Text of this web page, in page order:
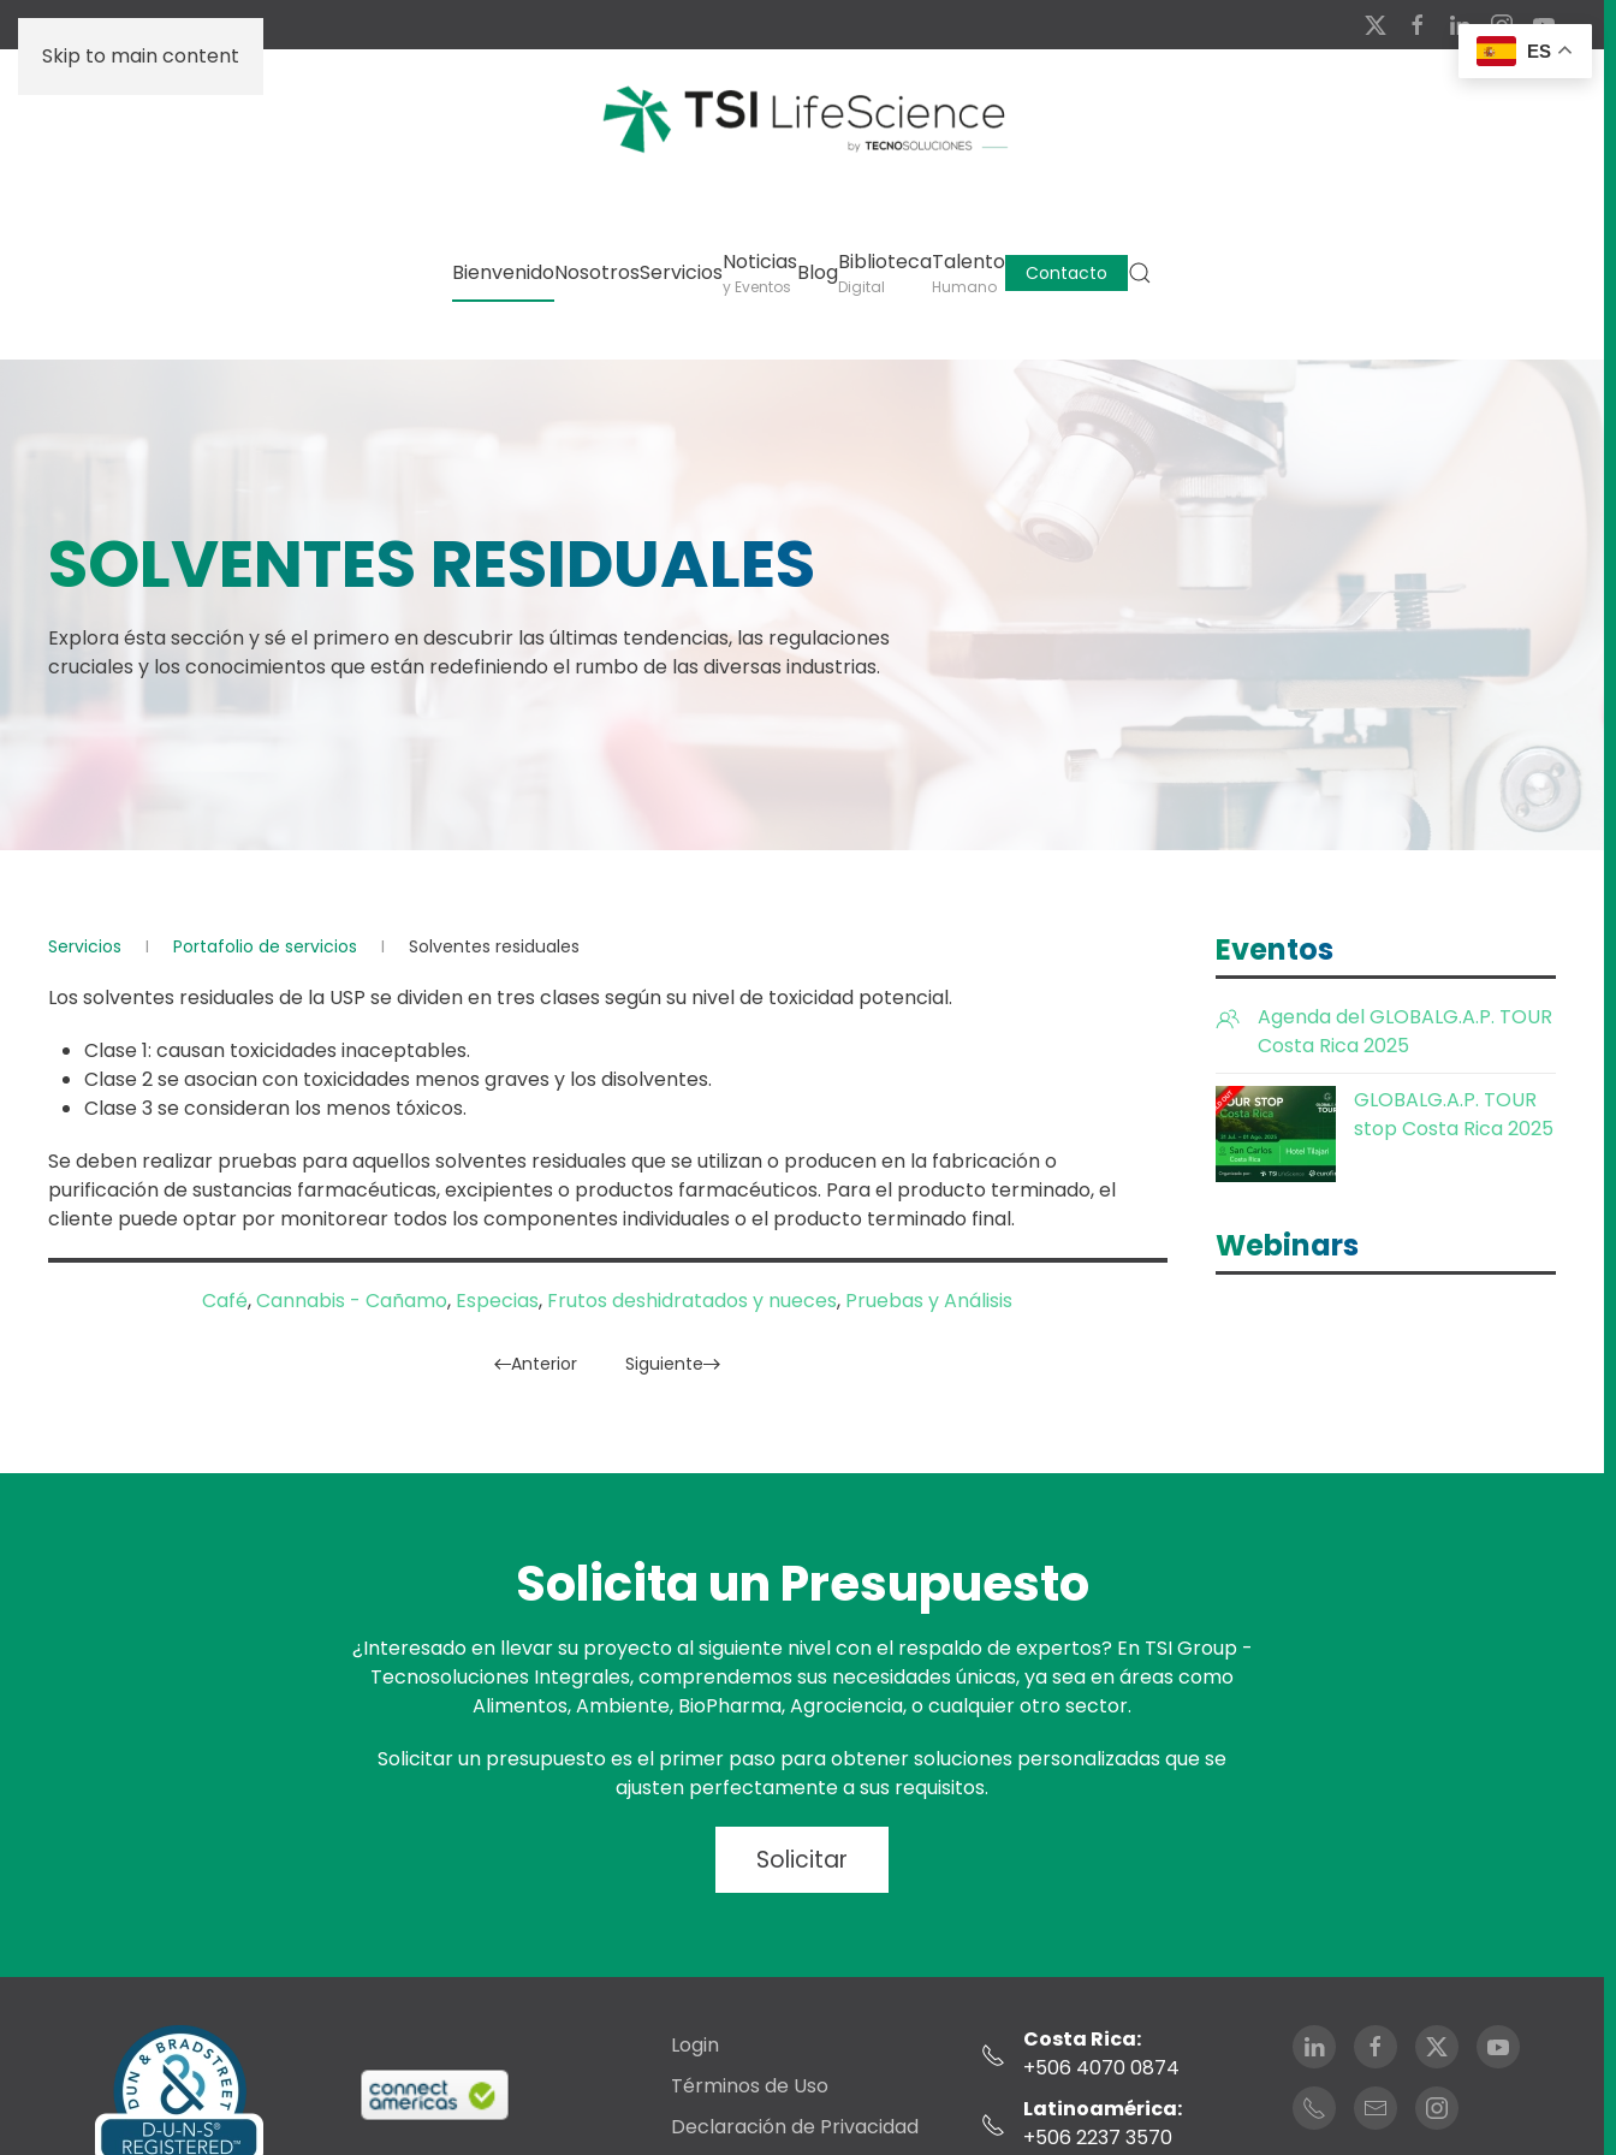
Skip to main content
BienvenidoNosotrosServiciosNoticias
y Eventos
BlogBiblioteca
Digital
Talento
Humano
Contacto
ES
SOLVENTES RESIDUALES
Explora ésta sección y sé el primero en descubrir las últimas tendencias, las regulaciones
cruciales y los conocimientos que están redefiniendo el rumbo de las diversas industrias.
Servicios Portafolio de servicios Solventes residuales
Los solventes residuales de la USP se dividen en tres clases según su nivel de toxicidad potencial.
Clase 1: causan toxicidades inaceptables.
Clase 2 se asocian con toxicidades menos graves y los disolventes.
Clase 3 se consideran los menos tóxicos.
Se deben realizar pruebas para aquellos solventes residuales que se utilizan o producen en la fabricación o
purificación de sustancias farmacéuticas, excipientes o productos farmacéuticos. Para el producto terminado, el
cliente puede optar por monitorear todos los componentes individuales o el producto terminado final.
Café,Cannabis - Cañamo, Especias, Frutos deshidratados y nueces, Pruebas y Análisis
Anterior Siguiente
Eventos
Agenda del GLOBALG.A.P. TOUR
Costa Rica 2025
GLOBALG.A.P. TOUR
stop Costa Rica 2025
Webinars
Solicita un Presupuesto
¿Interesado en llevar su proyecto al siguiente nivel con el respaldo de expertos? En TSI Group -
Tecnosoluciones Integrales, comprendemos sus necesidades únicas, ya sea en áreas como
Alimentos, Ambiente, BioPharma, Agrociencia, o cualquier otro sector.
Solicitar un presupuesto es el primer paso para obtener soluciones personalizadas que se
ajusten perfectamente a sus requisitos.
Solicitar
Login
Términos de Uso
Declaración de Privacidad
Costa Rica:
+506 4070 0874
Latinoamérica:
+506 2237 3570